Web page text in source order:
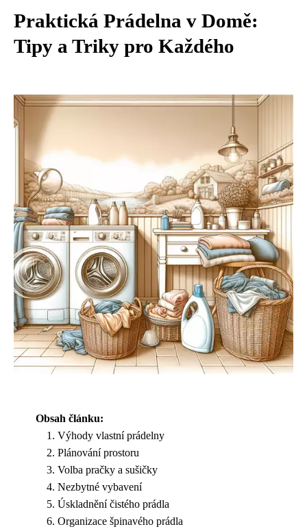
Praktická Prádelna v Domě:
Tipy a Triky pro Každého
Obsah článku:
Výhody vlastní prádelny
Plánování prostoru
Volba pračky a sušičky
Nezbytné vybavení
Úskladnění čistého prádla
Organizace špinavého prádla